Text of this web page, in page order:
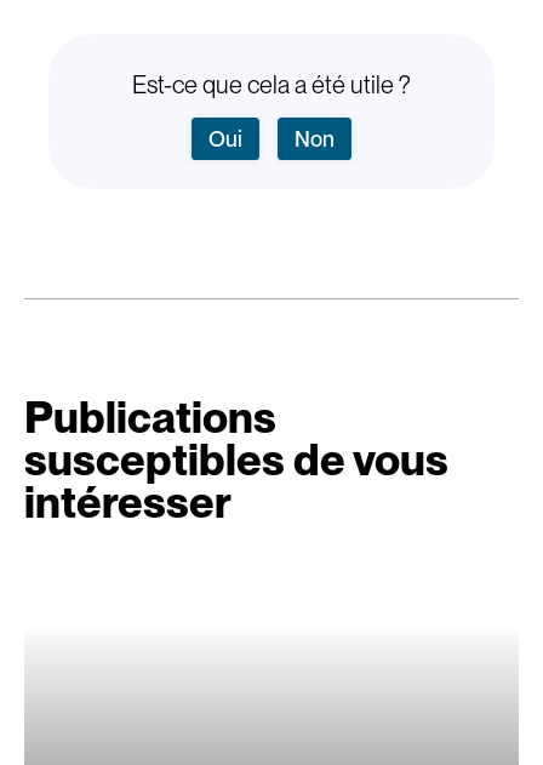
Est-ce que cela a été utile ?
Oui Non
Publications
susceptibles de vous
intéresser